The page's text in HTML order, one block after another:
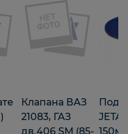
Клапана ВАЗ
21083, ГАЗ
дв.406 SM (85-